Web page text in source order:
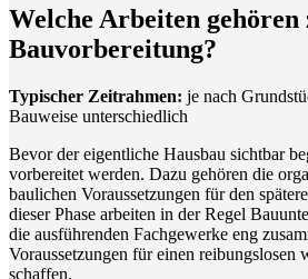
Welche Arbeiten gehören
Bauvorbereitung?
Typischer Zeitrahmen: je nach
Bauweise unterschiedlich
Bevor der eigentliche Hausbau sichtbar
vorbereitet werden. Dazu gehören die
baulichen Voraussetzungen für den
dieser Phase arbeiten in der Regel
die ausführenden Fachgewerke eng
Voraussetzungen für einen reibungslosen
schaffen.